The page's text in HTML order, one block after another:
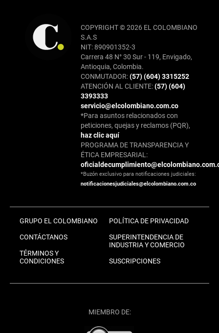
COPYRIGHT © 2026 EL COLOMBIANO
S.A.S
NIT: 890901352-3
Carrera 48 N° 30 Sur - 119, Envigado,
Antioquia, Colombia.
CONMUTADOR:(57) (604) 3315252
ATENCIÓN AL CLIENTE:(57) (604)
3393333
servicio@elcolombiano.com.co
*Para asuntos relacionados con
peticiones, quejas y reclamos (PQR),
haz clic aquí
PROGRAMA DE TRANSPARENCIA Y
ÉTICA EMPRESARIAL:
*Buzón exclusivo para notificaciones judiciales:
notificacionesjudiciales@elcolombiano.com.co
GRUPO EL COLOMBIANO
CONTÁCTANOS
TÉRMINOS Y
CONDICIONES
POLÍTICA DE PRIVACIDAD
SUPERINTENDENCIA DE
INDUSTRIA Y COMERCIO
SUSCRIPCIONES
MIEMBRO DE: